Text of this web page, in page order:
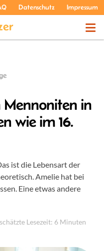
Datenschutz Impressum
in
wie im 16.
ist die Lebensart der
Amelie hat bei
Eine etwas andere
Lesezeit: 6 Minuten